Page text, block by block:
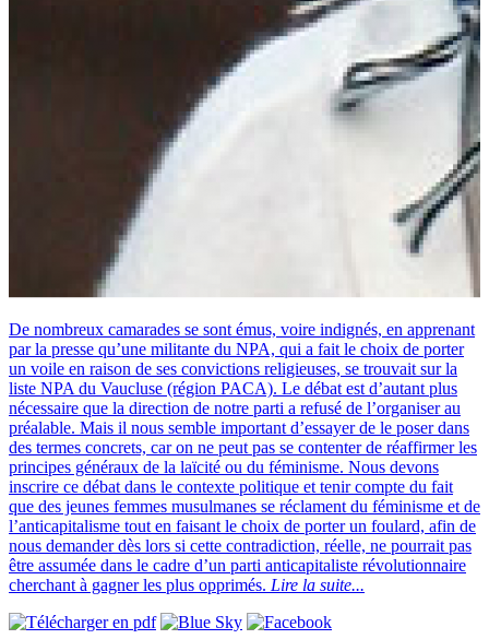
De nombreux camarades se sont émus, voire indignés, en apprenant
par la presse qu’une militante du NPA, qui a fait le choix de porter
un voile en raison de ses convictions religieuses, se trouvait sur la
liste NPA du Vaucluse (région PACA). Le débat est d’autant plus
nécessaire que la direction de notre parti a refusé de l’organiser au
préalable. Mais il nous semble important d’essayer de le poser dans
des termes concrets, car on ne peut pas se contenter de réaffirmer les
principes généraux de la laïcité ou du féminisme. Nous devons
inscrire ce débat dans le contexte politique et tenir compte du fait
que des jeunes femmes musulmanes se réclament du féminisme et de
l’anticapitalisme tout en faisant le choix de porter un foulard, afin de
nous demander dès lors si cette contradiction, réelle, ne pourrait pas
être assumée dans le cadre d’un parti anticapitaliste révolutionnaire
cherchant à gagner les plus opprimés. Lire la suite...